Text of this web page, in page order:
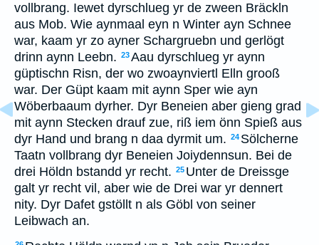
vollbrang. Iewet dyrschlueg yr de zween Bräckln
aus Mob. Wie aynmaal eyn n Winter ayn Schnee
war, kaam yr zo ayner Schargruebn und gerlögt
drinn aynn Leebn. 23Aau dyrschlueg yr aynn
güptischn Risn, der wo zwoaynviertl Elln grooß
war. Der Güpt kaam mit aynn Sper wie ayn
Wöberbaaum dyrher. Dyr Beneien aber gieng grad
mit aynn Stecken drauf zue, riß iem önn Spieß aus
dyr Hand und brang n daa dyrmit um. 24 Sölcherne
Taatn vollbrang dyr Beneien Joiydennsun. Bei de
drei Höldn bstandd yr recht. 25 Unter de Dreissge
galt yr recht vil, aber wie de Drei war yr dennert
nity. Dyr Dafet gstöllt n als Göbl von seiner
Leibwach an.